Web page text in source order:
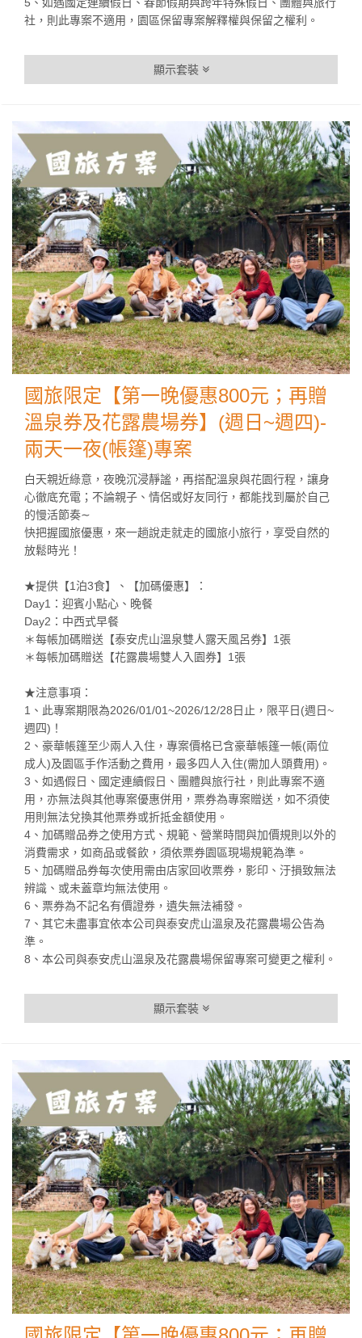
社，則此專案不適用，園區保留專案解釋權與保留之權利。
顯示套裝
國旅限定【第一晚優惠800元；再贈
溫泉券及花露農場券】(週日~週四)-
兩天一夜(帳篷)專案
白天親近綠意，夜晚沉浸靜謐，再搭配溫泉與花園行程，讓身
心徹底充電；不論親子、情侶或好友同行，都能找到屬於自己
的慢活節奏∼
快把握國旅優惠，來一趟說走就走的國旅小旅行，享受自然的
放鬆時光！
★提供【1泊3食】、【加碼優惠】：
Day1：迎賓小點心、晚餐
Day2：中西式早餐
＊每帳加碼贈送【泰安虎山溫泉雙人露天風呂券】1張
＊每帳加碼贈送【花露農場雙人入園券】1張
★注意事項：
1、此專案期限為2026/01/01~2026/12/28日止，限平日(週日~
週四)！
2、豪華帳篷至少兩人入住，專案價格已含豪華帳篷一帳(兩位
成人)及園區手作活動之費用，最多四人入住(需加人頭費用)。
3、如遇假日、國定連續假日、團體與旅行社，則此專案不適
用，亦無法與其他專案優惠併用，票券為專案贈送，如不須使
用則無法兌換其他票券或折抵金額使用。
4、加碼贈品券之使用方式、規範、營業時間與加價規則以外的
消費需求，如商品或餐飲，須依票券園區現場規範為準。
5、加碼贈品券每次使用需由店家回收票券，影印、汙損致無法
辨識、或未蓋章均無法使用。
6、票券為不記名有價證券，遺失無法補發。
7、其它未盡事宜依本公司與泰安虎山溫泉及花露農場公告為
準。
8、本公司與泰安虎山溫泉及花露農場保留專案可變更之權利。
顯示套裝